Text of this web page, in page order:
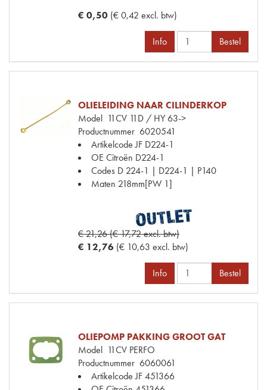
€ 0,50 (€ 0,42 excl. btw)
Info Bestel
OLIELEIDING NAAR CILINDERKOP
Model 11CV 11D / HY 63->
Productnummer 6020541
Artikelcode JF D224-1
OE Citroën D224-1
Codes D 224-1 | D224-1 | P140
Maten 218mm[PW 1]
€ 21,26 (€ 17,72 excl. btw)
€ 12,76 (€ 10,63 excl. btw)
Info Bestel
OLIEPOMP PAKKING GROOT GAT
Model 11CV PERFO
Productnummer 6060061
Artikelcode JF451366